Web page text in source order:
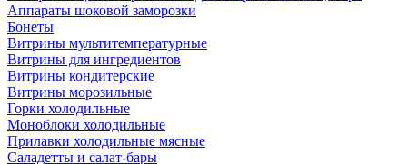
Аппараты шоковой заморозки
Бонеты
Витрины мультитемпературные
Витрины для ингредиентов
Витрины кондитерские
Витрины морозильные
Горки холодильные
Моноблоки холодильные
Прилавки холодильные мясные
Саладетты и салат-бары